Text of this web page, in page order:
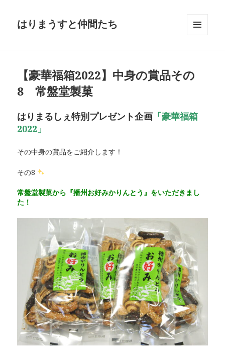
はりまうすと仲間たち
【豪華福箱2022】中身の賞品その
8 常盤堂製菓
はりまるしぇ特別プレゼント企画 「豪華福箱
2022」
その中身の賞品をご紹介します！
その8
常盤堂製菓から『播州お好みかりんとう』をいただきまし
た！